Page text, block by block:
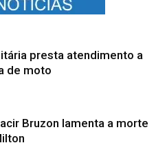
presta atendimento a
de moto
Bruzon lamenta a morte